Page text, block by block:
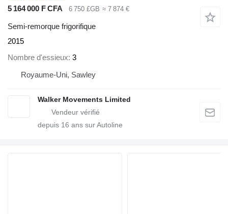
5 164 000 F CFA
6 750 £GB ≈ 7 874 €
Semi-remorque frigorifique
2015
Nombre d'essieux 3
Royaume-Uni, Sawley
Walker Movements Limited
depuis 16 ans sur Autoline